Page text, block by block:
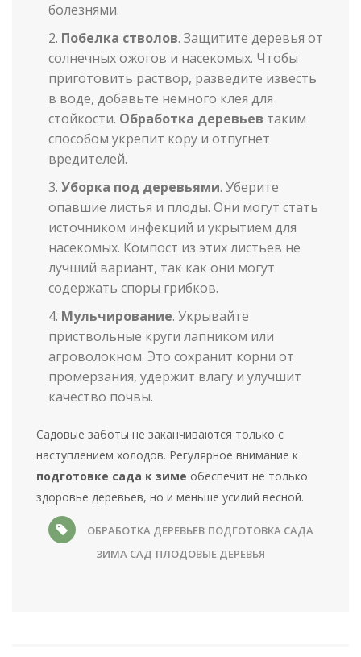
болезнями.
Побелка стволов. Защитите деревья от
солнечных ожогов и насекомых. Чтобы
приготовить раствор, разведите известь
в воде, добавьте немного клея для
стойкости. Обработка деревьев таким
способом укрепит кору и отпугнет
вредителей.
Уборка под деревьями. Уберите
опавшие листья и плоды. Они могут стать
источником инфекций и укрытием для
насекомых. Компост из этих листьев не
лучший вариант, так как они могут
содержать споры грибков.
Мульчирование. Укрывайте
приствольные круги лапником или
агроволокном. Это сохранит корни от
промерзания, удержит влагу и улучшит
качество почвы.
Садовые заботы не заканчиваются только с
наступлением холодов. Регулярное внимание к
подготовке сада к зиме обеспечит не только
здоровье деревьев, но и меньше усилий весной.
ОБРАБОТКА ДЕРЕВЬЕВ ПОДГОТОВКА САДА
ЗИМА САД ПЛОДОВЫЕ ДЕРЕВЬЯ